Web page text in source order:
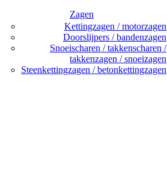
Zagen
Kettingzagen / motorzagen
Doorslijpers / bandenzagen
Snoeischaren / takkenscharen /
takkenzagen / snoeizagen
Steenkettingzagen / betonkettingzagen